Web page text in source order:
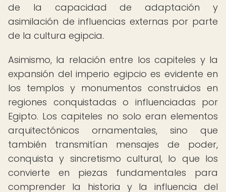
de la capacidad de adaptación y
asimilación de influencias externas por parte
de la cultura egipcia.
Asimismo, la relación entre los capiteles y la
expansión del imperio egipcio es evidente en
los templos y monumentos construidos en
regiones conquistadas o influenciadas por
Egipto. Los capiteles no solo eran elementos
arquitectónicos ornamentales, sino que
también transmitían mensajes de poder,
conquista y sincretismo cultural, lo que los
convierte en piezas fundamentales para
comprender la historia y la influencia del